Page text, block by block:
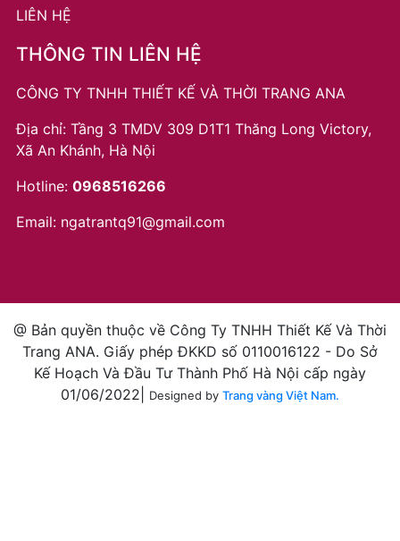
LIÊN HỆ
THÔNG TIN LIÊN HỆ
CÔNG TY TNHH THIẾT KẾ VÀ THỜI TRANG ANA
Địa chỉ: Tầng 3 TMDV 309 D1T1 Thăng Long Victory,
Xã An Khánh, Hà Nội
Hotline: 0968516266
Email: ngatrantq91@gmail.com
@ Bản quyền thuộc về Công Ty TNHH Thiết Kế Và Thời
Trang ANA. Giấy phép ĐKKD số 0110016122 - Do Sở
Kế Hoạch Và Đầu Tư Thành Phố Hà Nội cấp ngày
01/06/2022|
Designed by Trang vàng Việt Nam.